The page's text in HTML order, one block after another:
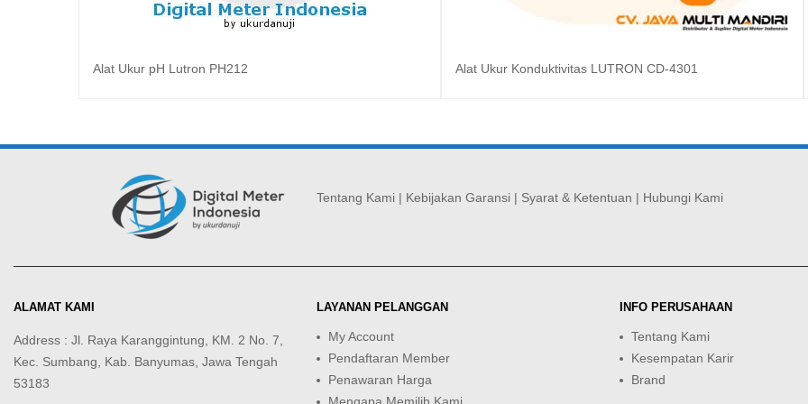
Baca selengkapnya
Alat Ukur pH Lutron PH212 Baca selengkapnya
Alat Ukur Konduktivitas LUTRON CD-4301
Tentang Kami | Kebijakan Garansi | Syarat & Ketentuan | Hubungi Kami
ALAMAT KAMI
Address : Jl. Raya Karanggintung, KM. 2 No. 7,
Kec. Sumbang, Kab. Banyumas, Jawa Tengah
53183
LAYANAN PELANGGAN
My Account
Pendaftaran Member
Penawaran Harga
INFO PERUSAHAAN
Tentang Kami
Kesempatan Karir
Brand